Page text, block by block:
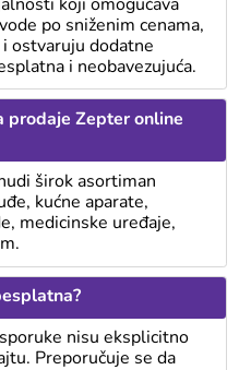
koji omogućava
po sniženim cenama,
ostvaruju dodatne
i neobavezujuća.
prodaje Zepter online
širok asortiman
kućne aparate,
medicinske uređaje,
nisu eksplicitno
Preporučuje se da